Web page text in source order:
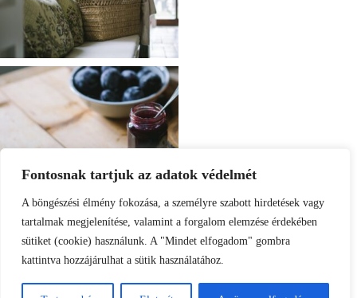
Fontosnak tartjuk az adatok védelmét
A böngészési élmény fokozása, a személyre szabott hirdetések vagy
tartalmak megjelenítése, valamint a forgalom elemzése érdekében
sütiket (cookie) használunk. A "Mindet elfogadom" gombra
kattintva hozzájárulhat a sütik használatához.